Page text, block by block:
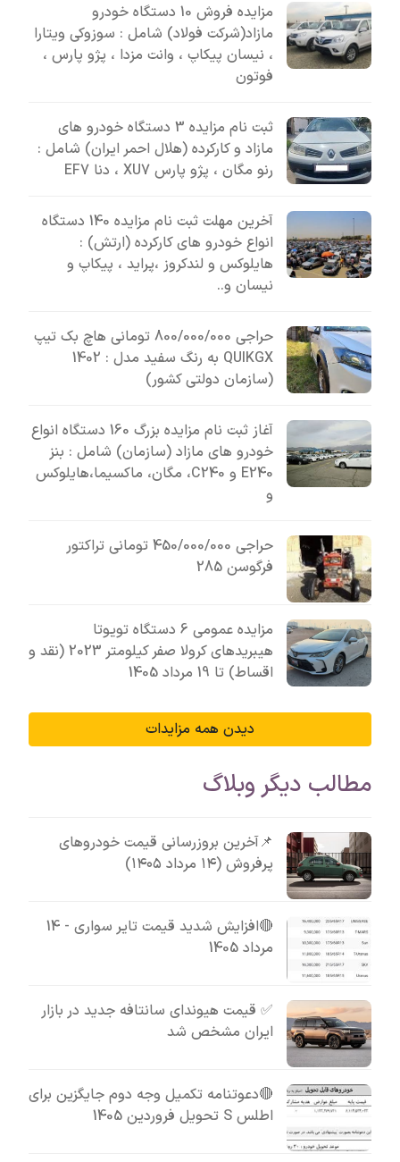
مزایده فروش 10 دستگاه خودرو
مازاد(شرکت فولاد) شامل : سوزوکی ویتارا
، نیسان پیکاپ ، وانت مزدا ، پژو پارس ،
فوتون
ثبت نام مزایده 3 دستگاه خودرو های
مازاد و کارکرده (هلال احمر ایران) شامل :
رنو مگان ، پژو پارس XU7 ، دنا EF7
آخرین مهلت ثبت نام مزایده 140 دستگاه
انواع خودرو های کارکرده (ارتش) :
هایلوکس و لندکروز ،پراید ، پیکاپ و
نیسان و..
حراجی 800/000/000 تومانی ھاچ بک تیپ
QUIKGX به رنگ سفید مدل : 1402
(سازمان دولتی کشور)
آغاز ثبت نام مزایده بزرگ 160 دستگاه انواع
خودرو های مازاد (سازمان) شامل : بنز
E240 و C240، مگان، ماکسیما،هایلوکس
و
حراجی 450/000/000 تومانی تراکتور
فرگوسن 285
مزایده عمومی 6 دستگاه تویوتا
هیبریدهای کرولا صفر کیلومتر 2023 (نقد و
اقساط) تا 19 مرداد 1405
دیدن همه مزایدات
مطالب دیگر وبلاگ
📌آخرین بروزرسانی قیمت خودروهای
پرفروش (۱۴ مرداد ۱۴۰۵)
🔴افزایش شدید قیمت تایر سواری - 14
مرداد 1405
✅ قیمت هیوندای سانتافه جدید در بازار
ایران مشخص شد
🔴دعوتنامه تکمیل وجه دوم جایگزین برای
اطلس S تحویل فروردین 1405